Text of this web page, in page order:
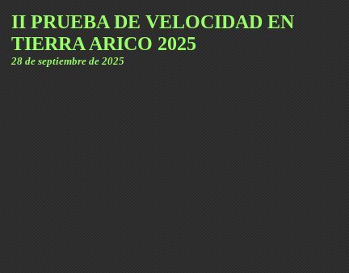
II PRUEBA DE VELOCIDAD EN
TIERRA ARICO 2025
28 de septiembre de 2025